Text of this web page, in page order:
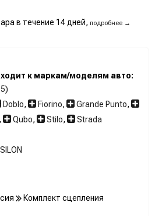
в течение 14 дней, подробнее →
к маркам/моделям авто:
Doblo, Fiorino, Grande Punto,
, Qubo, Stilo,
Strada
Комплект сцепления